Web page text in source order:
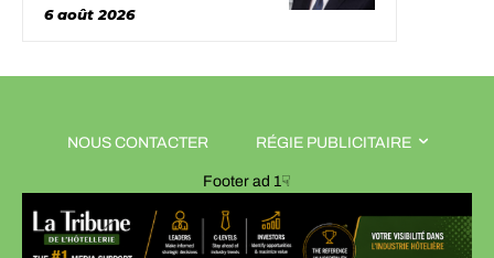
6 août 2026
NOUS CONTACTER RÉGIE PUBLICITAIRE
Footer ad 1☟